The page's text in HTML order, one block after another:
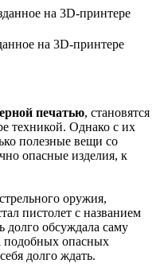
на 3D-принтере
печатью, становятся
техникой. Однако с их
полезные вещи со
опасные изделия, к
оружия,
пистолет с названием
долго обсуждала саму
подобных опасных
долго ждать.